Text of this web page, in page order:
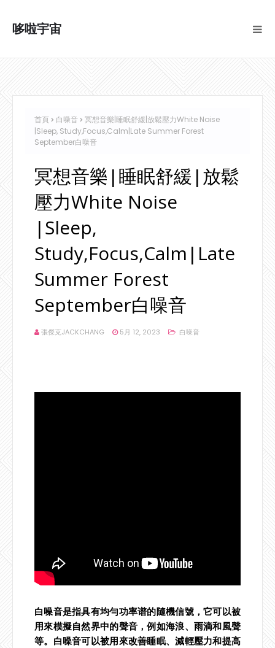
哆啦宇宙
首頁 白噪音
冥想音樂|睡眠舒緩|放鬆壓力White Noise
|Sleep, Study,Focus,Calm|Late Summer Forest
September白噪音
冥想音樂|睡眠舒緩|放鬆
壓力White Noise
|Sleep,
Study,Focus,Calm|Late
Summer Forest
September白噪音
張傑克JACKCHANG 5月 12, 2023 白噪音
白噪音是指具有均勻功率谱的隨機信號，它可以被
用來模擬自然界中的聲音，例如海浪、雨滴和風聲
等。白噪音可以被用來改善睡眠、減輕壓力和提高